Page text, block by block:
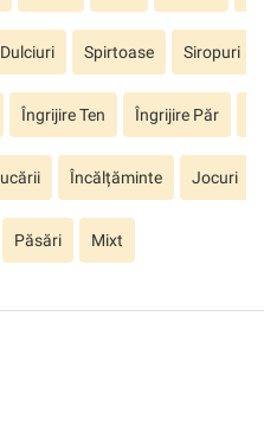
Dulciuri Spirtoase Siropuri
Îngrijire Ten Îngrijire Păr
Încălțăminte Jocuri
Păsări Mixt